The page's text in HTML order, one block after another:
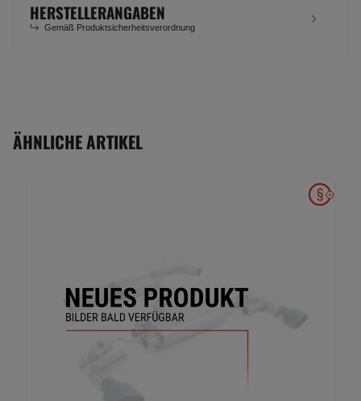
HERSTELLERANGABEN
Gemäß Produktsicherheitsverordnung
ÄHNLICHE ARTIKEL